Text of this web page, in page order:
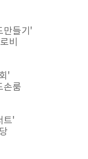
만들기'
비
'
손룸
트'